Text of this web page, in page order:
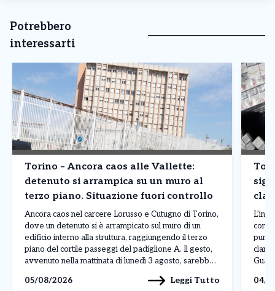
Potrebbero
interessarti
Torino – Ancora caos alle Vallette:
detenuto si arrampica su un muro al
terzo piano. Situazione fuori controllo
Ancora caos nel carcere Lorusso e Cutugno di Torino,
dove un detenuto si è arrampicato sul muro di un
edificio interno alla struttura, raggiungendo il terzo
piano del cortile passeggi del padiglione A. Il gesto,
avvenuto nella mattinata di lunedì 3 agosto, sarebbe
ancora stati […]
05/08/2026 Leggi Tutto 04/